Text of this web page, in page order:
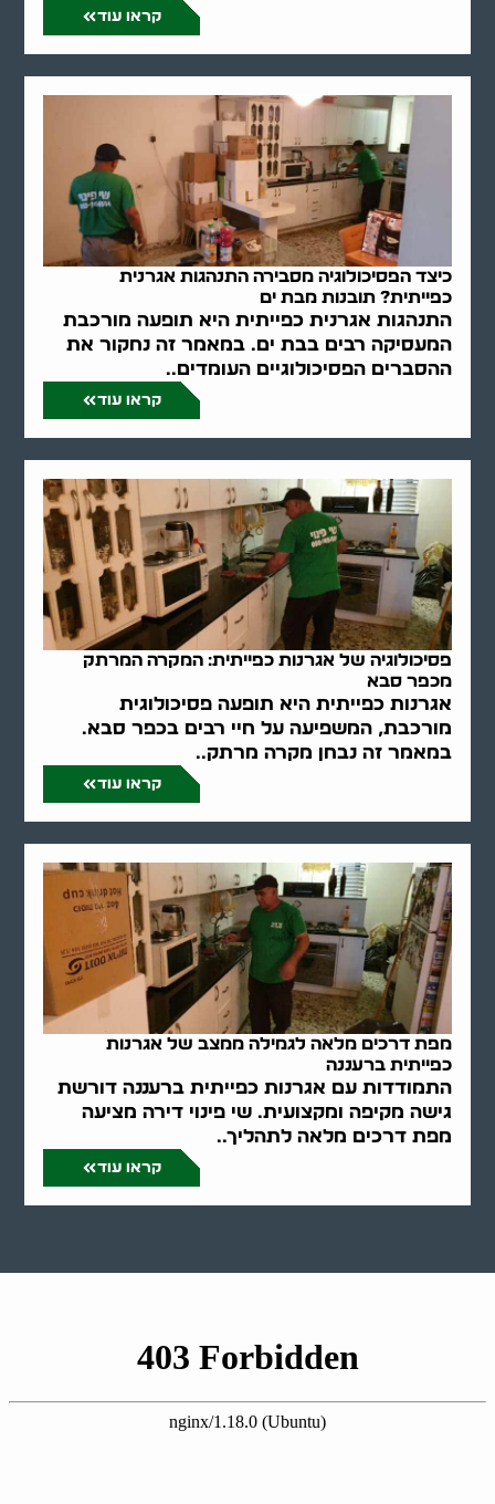
קראו עוד
כיצד הפסיכולוגיה מסבירה התנהגות אגרנית
כפייתית? תובנות מבת ים
התנהגות אגרנית כפייתית היא תופעה מורכבת
המעסיקה רבים בבת ים. במאמר זה נחקור את
ההסברים הפסיכולוגיים העומדים..
קראו עוד
פסיכולוגיה של אגרנות כפייתית: המקרה המרתק
מכפר סבא
אגרנות כפייתית היא תופעה פסיכולוגית
מורכבת, המשפיעה על חיי רבים בכפר סבא.
במאמר זה נבחן מקרה מרתק..
קראו עוד
מפת דרכים מלאה לגמילה ממצב של אגרנות
כפייתית ברעננה
התמודדות עם אגרנות כפייתית ברעננה דורשת
גישה מקיפה ומקצועית. שי פינוי דירה מציעה
מפת דרכים מלאה לתהליך..
קראו עוד